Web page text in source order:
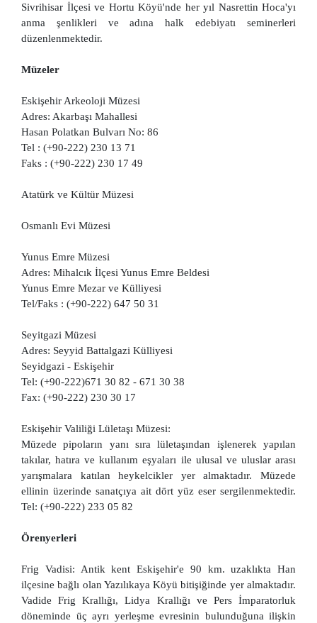
Sivrihisar İlçesi ve Hortu Köyü'nde her yıl Nasrettin Hoca'yı
anma şenlikleri ve adına halk edebiyatı seminerleri
düzenlenmektedir.
Müzeler
Eskişehir Arkeoloji Müzesi
Adres: Akarbaşı Mahallesi
Hasan Polatkan Bulvarı No: 86
Tel : (+90-222) 230 13 71
Faks : (+90-222) 230 17 49
Atatürk ve Kültür Müzesi
Osmanlı Evi Müzesi
Yunus Emre Müzesi
Adres: Mihalcık İlçesi Yunus Emre Beldesi
Yunus Emre Mezar ve Külliyesi
Tel/Faks : (+90-222) 647 50 31
Seyitgazi Müzesi
Adres: Seyyid Battalgazi Külliyesi
Seyidgazi - Eskişehir
Tel: (+90-222)671 30 82 - 671 30 38
Fax: (+90-222) 230 30 17
Eskişehir Valiliği Lületaşı Müzesi:
Müzede pipoların yanı sıra lületaşından işlenerek yapılan
takılar, hatıra ve kullanım eşyaları ile ulusal ve uluslar arası
yarışmalara katılan heykelcikler yer almaktadır. Müzede
ellinin üzerinde sanatçıya ait dört yüz eser sergilenmektedir.
Tel: (+90-222) 233 05 82
Örenyerleri
Frig Vadisi: Antik kent Eskişehir'e 90 km. uzaklıkta Han
ilçesine bağlı olan Yazılıkaya Köyü bitişiğinde yer almaktadır.
Vadide Frig Krallığı, Lidya Krallığı ve Pers İmparatorluk
döneminde üç ayrı yerleşme evresinin bulunduğuna ilişkin